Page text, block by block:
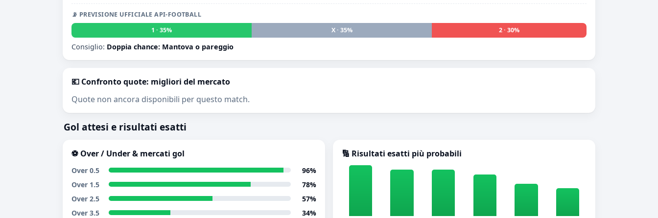
📡 PREVISIONE UFFICIALE API-FOOTBALL
1 · 35%
X · 35% 2 · 30%
Consiglio: Doppia chance: Mantova o pareggio
💶 Confronto quote: migliori del mercato
Quote non ancora disponibili per questo match.
Gol attesi e risultati esatti
⚽ Over / Under & mercati gol
Over 0.5
96%
Over 1.5
78%
Over 2.5
57%
Over 3.5
34%
🔢 Risultati esatti più probabili